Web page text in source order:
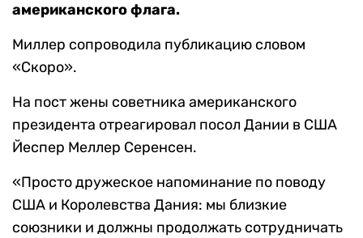
американского флага.
Миллер сопроводила публикацию словом
«Скоро».
На пост жены советника американского
президента отреагировал посол Дании в США
Йеспер Меллер Серенсен.
«Просто дружеское напоминание по поводу
США и Королевства Дания: мы близкие
союзники и должны продолжать сотрудничать